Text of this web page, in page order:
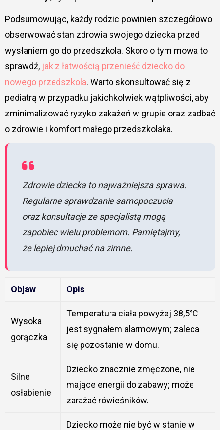
Podsumowując, każdy rodzic powinien szczegółowo
obserwować stan zdrowia swojego dziecka przed
wysłaniem go do przedszkola. Skoro o tym mowa to
sprawdź, jak z łatwością przenieść dziecko do
nowego przedszkola. Warto skonsultować się z
pediatrą w przypadku jakichkolwiek wątpliwości, aby
zminimalizować ryzyko zakażeń w grupie oraz zadbać
o zdrowie i komfort małego przedszkolaka.
Zdrowie dziecka to najważniejsza sprawa.
Regularne sprawdzanie samopoczucia
oraz konsultacje ze specjalistą mogą
zapobiec wielu problemom. Pamiętajmy,
że lepiej dmuchać na zimne.
Objaw Opis
Wysoka
gorączka
Temperatura ciała powyżej 38,5°C
jest sygnałem alarmowym; zaleca
się pozostanie w domu.
Silne
osłabienie
Dziecko znacznie zmęczone, nie
mające energii do zabawy; może
zarażać rówieśników.
Dziecko może nie być w stanie w